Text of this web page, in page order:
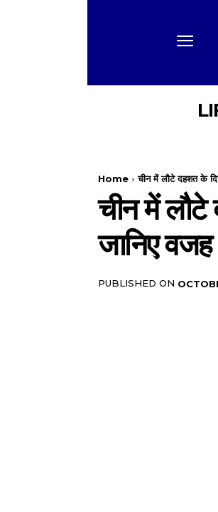
Home चीन में लौटे दहशत के
चीन में लौटे
जानिए वजह
PUBLISHED ON